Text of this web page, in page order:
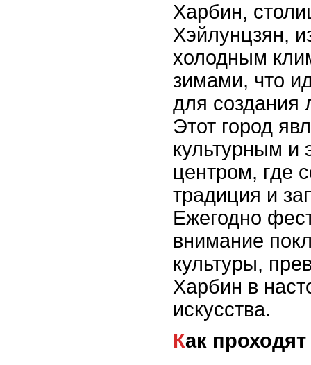
Харбин,
Хэйлунцзян,
холодным
зимами, что
для создания
Этот город
культурным и
центром, где
традиция и
Ежегодно
внимание
культуры,
Харбин в
искусства.
Как